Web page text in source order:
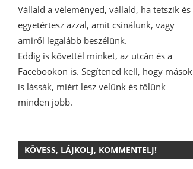
Vállald a véleményed, vállald, ha tetszik és
egyetértesz azzal, amit csinálunk, vagy
amiről legalább beszélünk.
Eddig is követtél minket, az utcán és a
Facebookon is. Segítened kell, hogy mások
is lássák, miért lesz velünk és tőlünk
minden jobb.
KÖVESS, LÁJKOLJ, KOMMENTELJ!